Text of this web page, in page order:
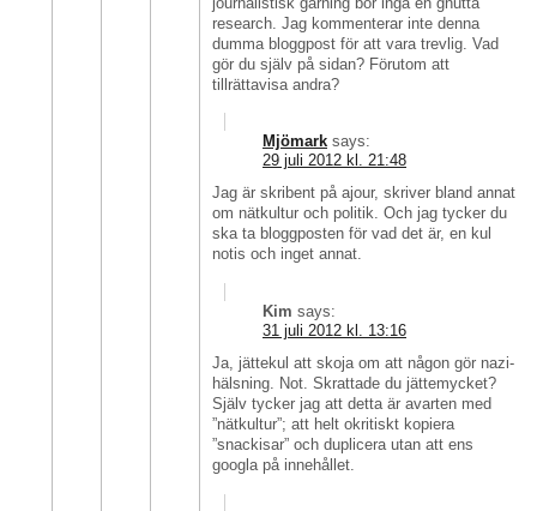
research. Jag kommenterar inte denna
dumma bloggpost för att vara trevlig. Vad
gör du själv på sidan? Förutom att
tillrättavisa andra?
Mjömark says:
29 juli 2012 kl. 21:48
Jag är skribent på ajour, skriver bland annat
om nätkultur och politik. Och jag tycker du
ska ta bloggposten för vad det är, en kul
notis och inget annat.
Kim says:
31 juli 2012 kl. 13:16
Ja, jättekul att skoja om att någon gör nazi-
hälsning. Not. Skrattade du jättemycket?
Själv tycker jag att detta är avarten med
”nätkultur”; att helt okritiskt kopiera
”snackisar” och duplicera utan att ens
googla på innehållet.